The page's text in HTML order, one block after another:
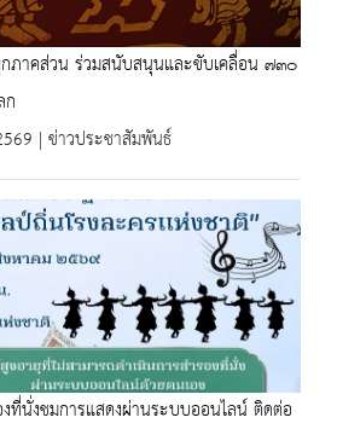
กภาคส่วน ร่วมสนับสนุนและขับเคลื่อน ๗๓๐
ก
| ข่าวประชาสัมพันธ์
ที่นั่งชมการแสดงผ่านระบบออนไลน์ ติดต่อ